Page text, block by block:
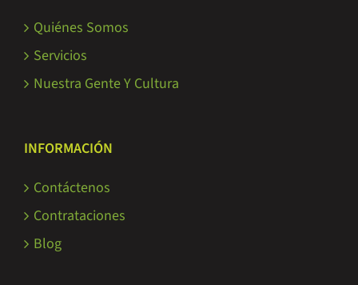
Quiénes Somos
Servicios
Nuestra Gente Y Cultura
INFORMACIÓN
Contáctenos
Contrataciones
Blog